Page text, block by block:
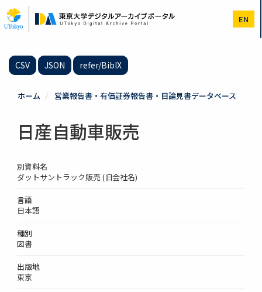
イ
ン
EN
CSV JSON refer/BibIX
ホーム 営業報告書・有価証券報告書・目論見書データベース
日産自動車販売
別資料名
ダットサントラック販売 (旧会社名)
言語
日本語
種別
図書
出版地
東京